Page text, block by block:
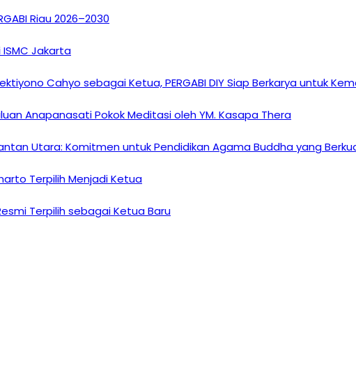
Riau 2026–2030
Jakarta
Cahyo sebagai Ketua, PERGABI DIY Siap Berkarya untuk
Anapanasati Pokok Meditasi oleh YM. Kasapa Thera
Utara: Komitmen untuk Pendidikan Agama Buddha yang
Terpilih Menjadi Ketua
Terpilih sebagai Ketua Baru